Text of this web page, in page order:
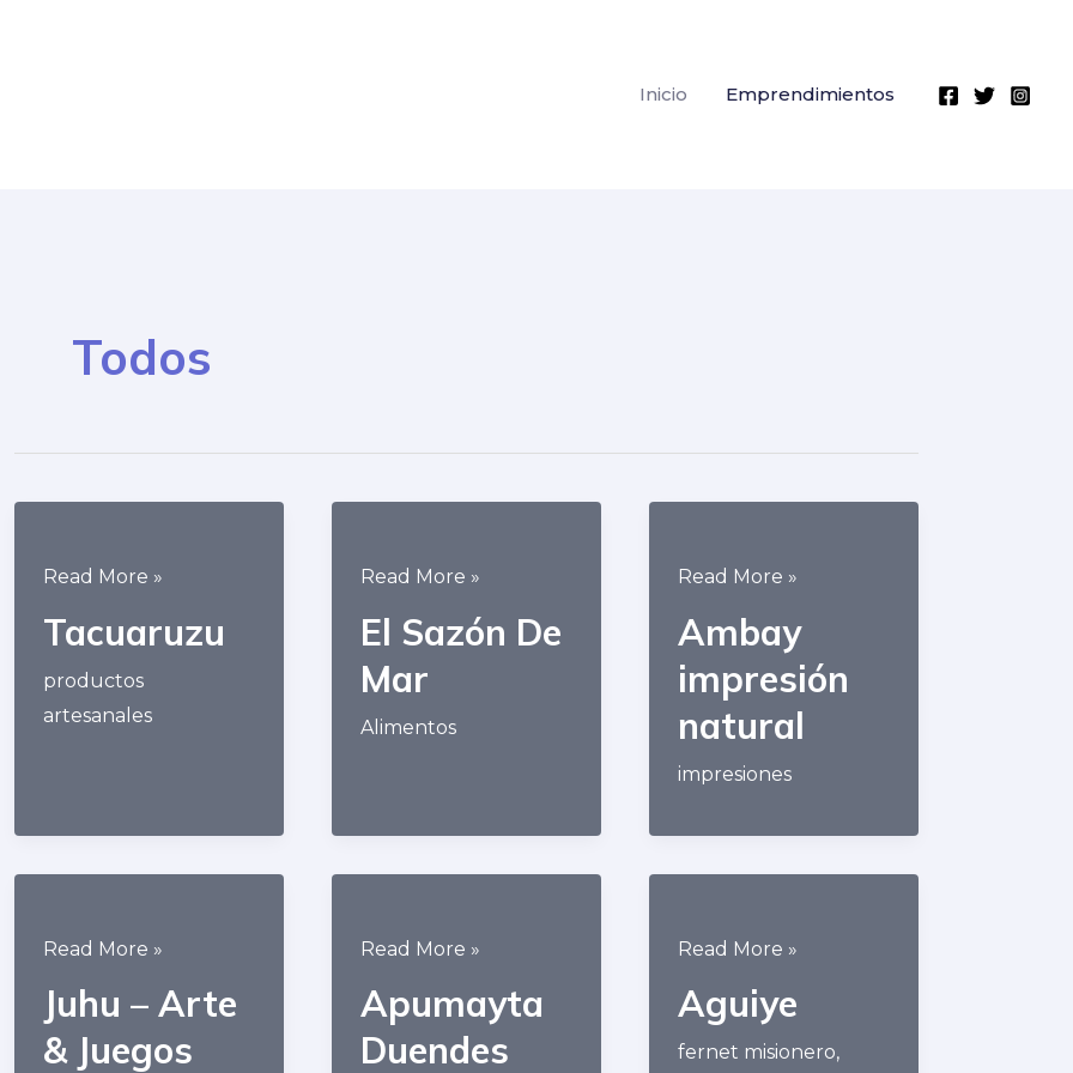
Inicio Emprendimientos
Todos
Tacuaruzu
Read More »
Tacuaruzu
productos
artesanales
El
De
Mar
Read More »
El Sazón De
Mar
Alimentos
Ambay
natural
Read More »
Ambay
impresión
natural
impresiones
Juhu
Arte
&
Read More »
Juhu – Arte
& Juegos
Apumayta
con
Alma
Read More »
Apumayta
Duendes
Aguiye
Read More »
Aguiye
fernet misionero,